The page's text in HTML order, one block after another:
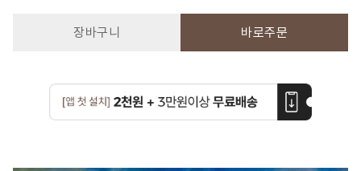
장바구니 바로주문